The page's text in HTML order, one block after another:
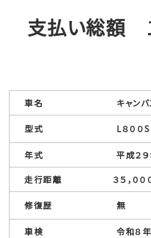
支払い総額
車名 キャンバス X
型式 L８００S
年式 平成２９年
走行距離 ３５，００
修復歴 無
車検 令和８年１月